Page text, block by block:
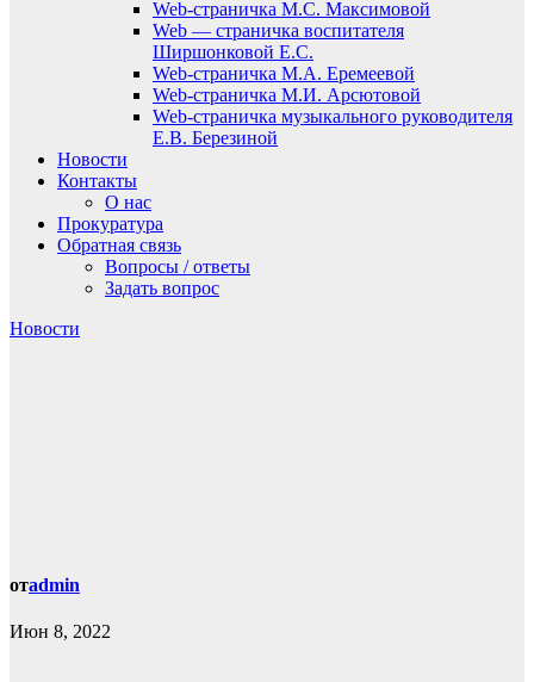
Web-страничка М.С. Максимовой
Web — страничка воспитателя
Ширшонковой Е.С.
Web-страничка М.А. Еремеевой
Web-страничка М.И. Арсютовой
Web-страничка музыкального руководителя
Е.В. Березиной
Новости
Контакты
О нас
Прокуратура
Обратная связь
Вопросы / ответы
Задать вопрос
Новости
отadmin
Июн 8, 2022